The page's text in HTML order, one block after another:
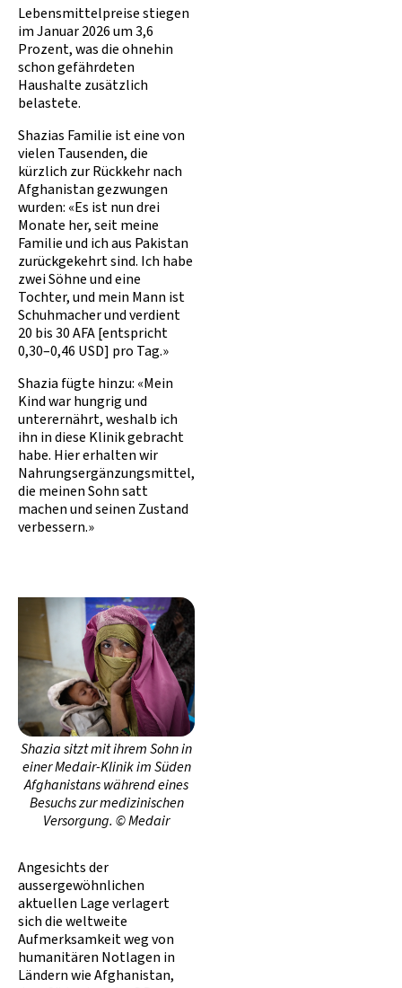
Lebensmittelpreise stiegen
im Januar 2026 um 3,6
Prozent, was die ohnehin
schon gefährdeten
Haushalte zusätzlich
belastete.
Shazias Familie ist eine von
vielen Tausenden, die
kürzlich zur Rückkehr nach
Afghanistan gezwungen
wurden: «Es ist nun drei
Monate her, seit meine
Familie und ich aus Pakistan
zurückgekehrt sind. Ich habe
zwei Söhne und eine
Tochter, und mein Mann ist
Schuhmacher und verdient
20 bis 30 AFA [entspricht
0,30–0,46 USD] pro Tag.»
Shazia fügte hinzu: «Mein
Kind war hungrig und
unterernährt, weshalb ich
ihn in diese Klinik gebracht
habe. Hier erhalten wir
Nahrungsergänzungsmittel,
die meinen Sohn satt
machen und seinen Zustand
verbessern.»
Shazia sitzt mit ihrem Sohn in
einer Medair-Klinik im Süden
Afghanistans während eines
Besuchs zur medizinischen
Versorgung. © Medair
Angesichts der
aussergewöhnlichen
aktuellen Lage verlagert
sich die weltweite
Aufmerksamkeit weg von
humanitären Notlagen in
Ländern wie Afghanistan,